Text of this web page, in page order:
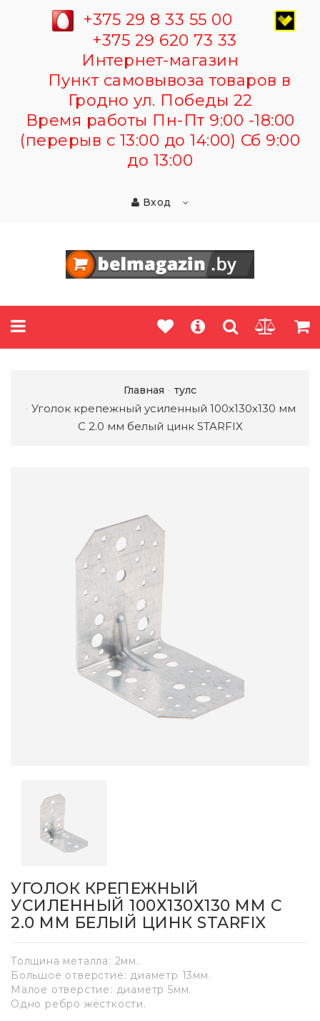
+375 29 8 33 55 00
+375 29 620 73 33
Интернет-магазин
Пункт самовывоза товаров в
Гродно ул. Победы 22
Время работы Пн-Пт 9:00 -18:00
(перерыв с 13:00 до 14:00) Сб 9:00
до 13:00
Вход
Главная тулс
Уголок крепежный усиленный 100х130х130 мм
C 2.0 мм белый цинк STARFIX
УГОЛОК КРЕПЕЖНЫЙ
УСИЛЕННЫЙ 100Х130Х130 ММ C
2.0 ММ БЕЛЫЙ ЦИНК STARFIX
Толщина металла: 2мм.
Большое отверстие: диаметр 13мм.
Малое отверстие: диаметр 5мм.
Одно ребро жёсткости.